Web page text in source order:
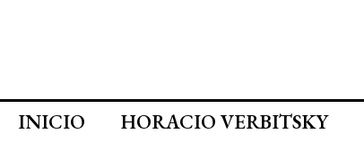
INICIO HORACIO VERBITSKY